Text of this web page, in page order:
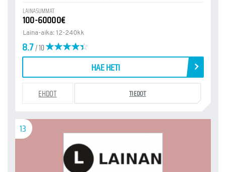
LAINASUMMAT
100-60000€
Laina-aika: 12-240kk
8.7/ 10
HAE HETI
EHDOT TIEDOT
13